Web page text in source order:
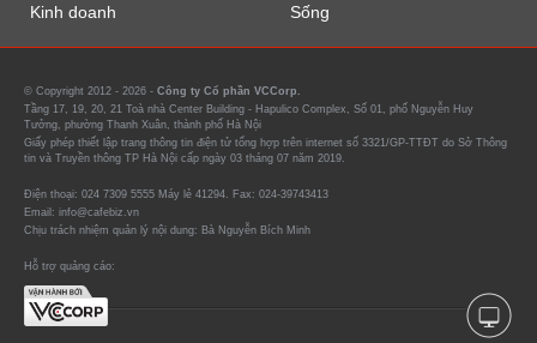
Kinh doanh Sống
© Copyright 2012 - 2026 - Công ty Cổ phần VCCorp.
Tầng 17, 19, 20, 21 Toà nhà Center Building - Hapulico Complex, Số 01, phố Nguyễn Huy
Tưởng, phường Thanh Xuân, thành phố Hà Nội
Giấy phép thiết lập trang thông tin điện tử tổng hợp trên internet số 3321/GP-TTĐT do Sở Thông
tin và Truyền thông TP Hà Nội cấp ngày 03 tháng 07 năm 2019.
Điện thoại: 024 7309 5555 Máy lẻ 41294. Fax: 024-39743413
Email: info@cafebiz.vn
Chịu trách nhiệm quản lý nội dung: Bà Nguyễn Bích Minh
Hỗ trợ quảng cáo: